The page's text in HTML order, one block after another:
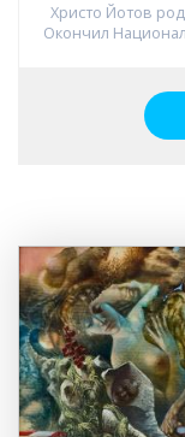
Христо Йотов
Окончил